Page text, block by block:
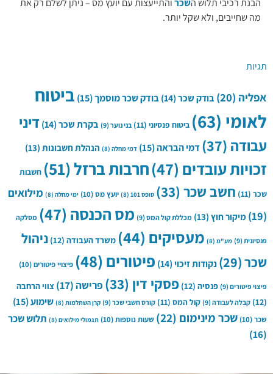
הבנת רכיבי תלוש השכרוהתייעצות עם יועץ מס – ניתן לשלם רק את
מה שחייבים, ולא שקל יותר.
תגיות
אפליה(20) בודק שכר(14) בודק שכר מוסמך(15)
ביטוח
לאומי(63) ביטוח פנסיוני(11) בני נוער(9) בקרת שכר(14)
דיני
עבודה(37) דמי הבראה(15) דמי מחלה(8) הנהלת חשבונות(13)
זכויות עובדים(47) חרבות ברזל(51)
חשבות
שכר(11) חשב שכר(33) טופס 101 (8) יועץ מס(10) ימי מחלה(8)
מילואים
מיקור חוץ(13) מכללת קול המס(9) מס הכנסה(47) מסלקה
פנסיונית(9) מע"מ(8) מעסיקים(44) משרד העבודה(12)
ניהול
שכר(29) נקודות זיכוי(14) פיטורים(48) פיצויי פיטורים(10)
פיצוי פיטורים(9) פנסיה(12) פסקי דין(33) פרישה(17)
צווי הרחבה
קבלה לעבודה(9) קול המס(11) קורס חשבי שכר(9) קרן השתלמות(8) שימוע(15)
שכר(10) שכר מינימום(22) שעות נוספות(10) תגמולי מילואים(8)
תלוש שכר